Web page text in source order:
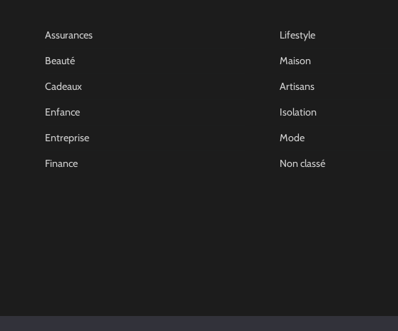
Assurances
Beauté
Cadeaux
Enfance
Entreprise
Finance
Lifestyle
Maison
Artisans
Isolation
Mode
Non classé